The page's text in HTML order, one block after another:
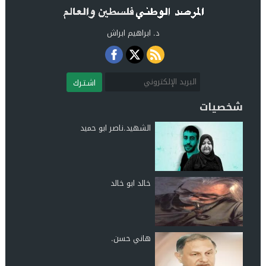
د. ابراهيم ابراش
اشـتـرك
شخصيات
الشهيد.ناصر ابو حميد
خالد ابو خالد
هاني حسن.